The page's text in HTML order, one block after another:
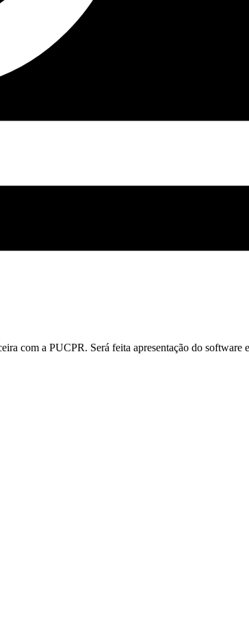
com a PUCPR. Será feita apresentação do software